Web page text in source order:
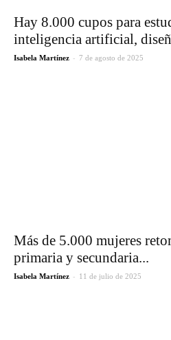
Hay 8.000 cupos para
inteligencia artificial,
Isabela Martínez - 7 de agosto de 2025
Más de 5.000 mujeres
primaria y secundaria...
Isabela Martínez - 11 de julio de 2025